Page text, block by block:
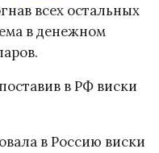
всех остальных
в денежном
в РФ виски
в Россию виски